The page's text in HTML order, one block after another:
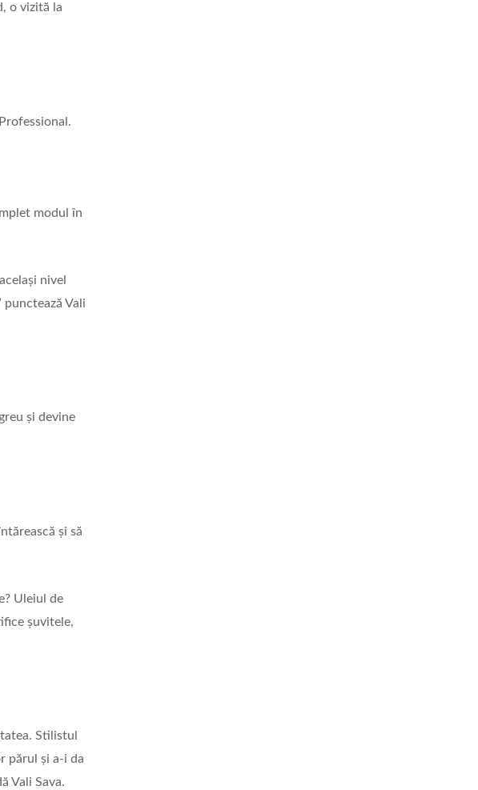
o vizită la
modul în
nivel
Vali
și devine
și să
Uleiul de
șuvitele,
Stilistul
părul și a-i da
Vali Sava.